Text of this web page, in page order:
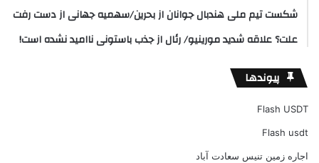
شکست تیم ملی هندبال جوانان از بحرین/سهمیه جهانی از دست رفت
علت؟ علاقه شدید مورینیو/ رئال از جذب باستونی ناامید نشده است!
پیوندها
Flash USDT
Flash usdt
اجاره زمین تنیس سعادت آباد